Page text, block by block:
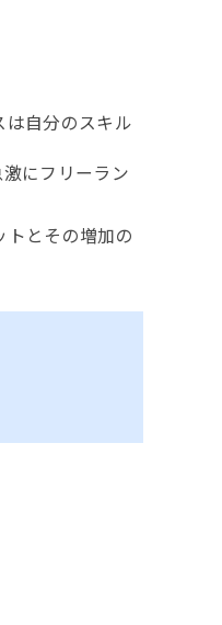
自分のスキル
にフリーラン
とその増加の